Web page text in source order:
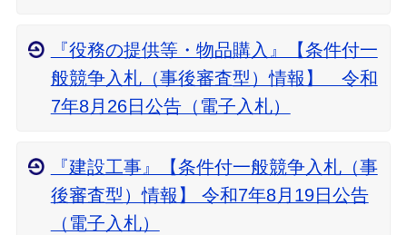
『役務の提供等・物品購入』【条件付一
般競争入札（事後審査型）情報】 令和
7年8月26日公告（電子入札）
『建設工事』【条件付一般競争入札（事
後審査型）情報】 令和7年8月19日公告
（電子入札）